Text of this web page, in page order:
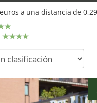
a una distancia de